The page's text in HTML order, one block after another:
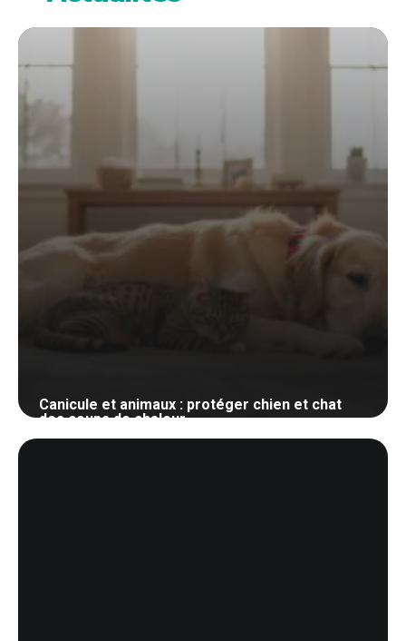
Canicule et animaux : protéger chien et chat
des coups de chaleur